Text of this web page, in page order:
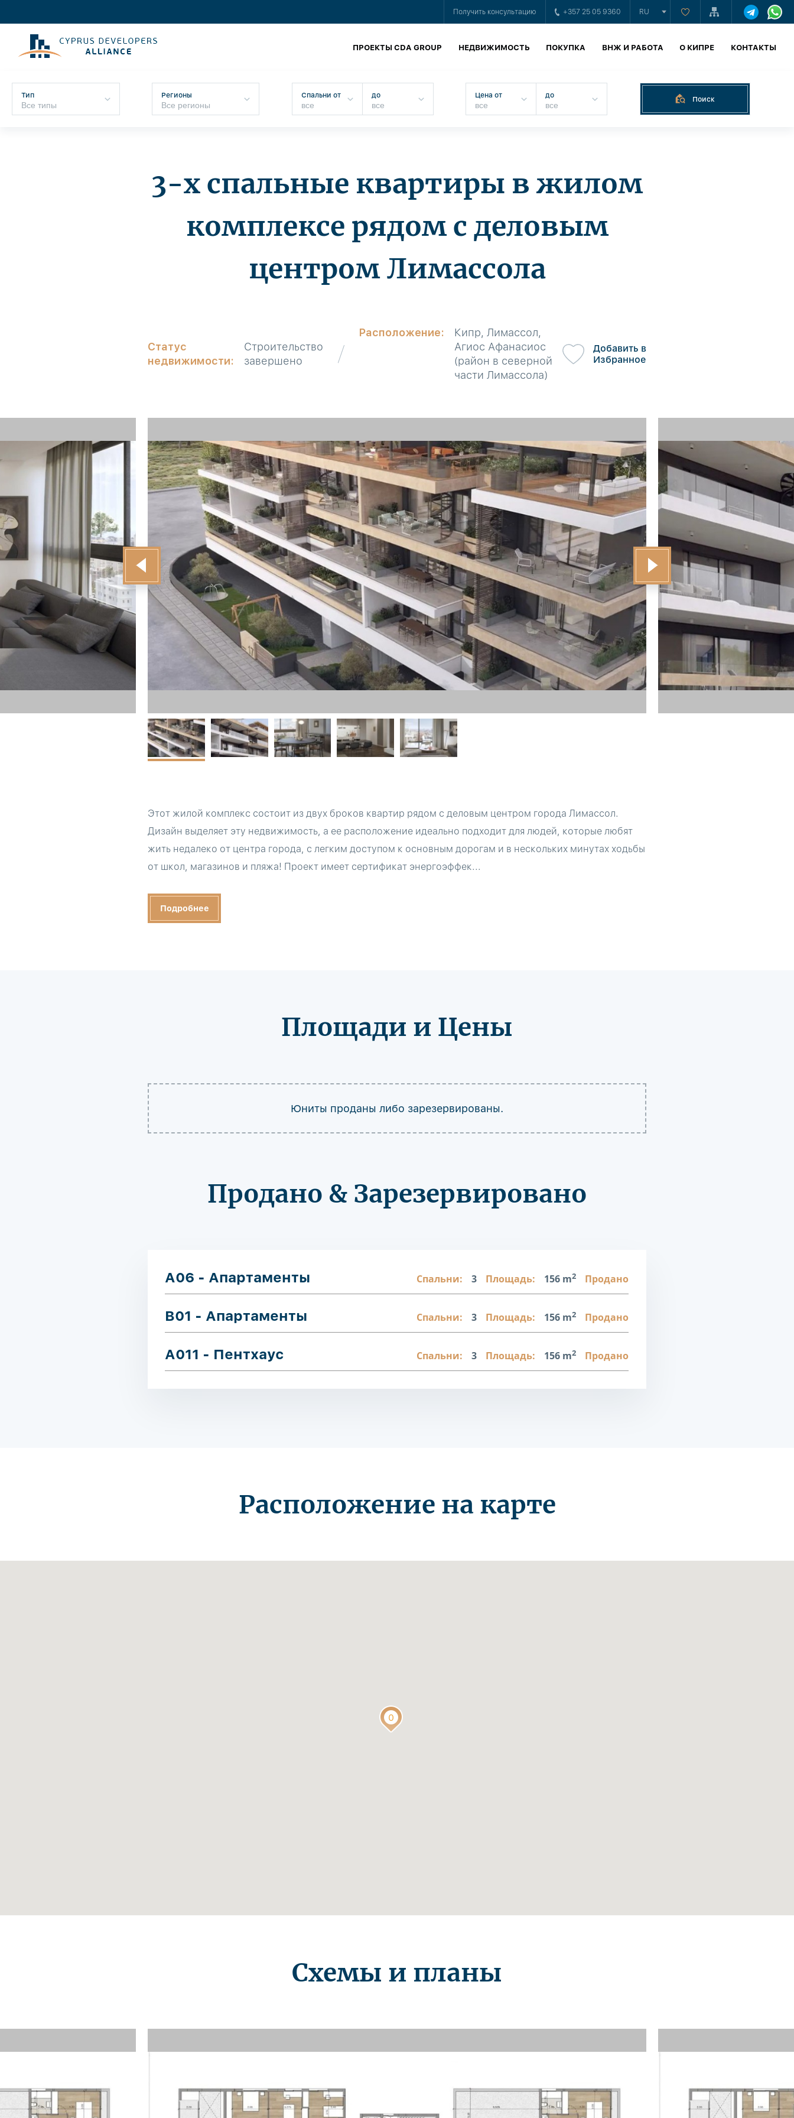
Получить консультацию +357 25 05 9360 RU
ПРОЕКТЫ CDA GROUP НЕДВИЖИМОСТЬ ПОКУПКА ВНЖ И РАБОТА О КИПРЕ КОНТАКТЫ
Тип Регионы Спальни от до Цена от до Поиск
3-х спальные квартиры в жилом
комплексе рядом с деловым
центром Лимассола
Статус
недвижимости:
Строительство
завершено
Расположение:
Кипр, Лимассол,
Агиос Афанасиос
(район в северной
части Лимассола)
Добавить в
Избранное
Этот жилой комплекс состоит из двух броков квартир рядом с деловым центром города Лимассол.
Дизайн выделяет эту недвижимость, а ее расположение идеально подходит для людей, которые любят
жить недалеко от центра города, с легким доступом к основным дорогам и в нескольких минутах ходьбы
от школ, магазинов и пляжа! Проект имеет сертификат энергоэффек...
Подробнее
Площади и Цены
Юниты проданы либо зарезервированы.
Продано & Зарезервировано
A06 - Апартаменты Спальни: 3 Площадь: 156 m2 Продано
B01 - Апартаменты Спальни: 3 Площадь: 156 m2 Продано
A011 - Пентхаус Спальни: 3 Площадь: 156 m2 Продано
Расположение на карте
Схемы и планы